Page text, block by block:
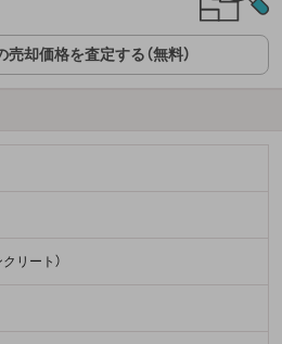
却価格を査定する（無料）
リート）